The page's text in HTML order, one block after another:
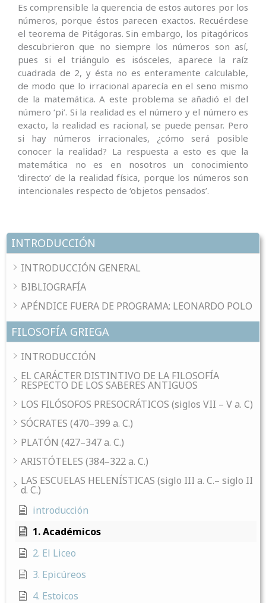
INTRODUCCIÓN
INTRODUCCIÓN GENERAL
BIBLIOGRAFÍA
APÉNDICE FUERA DE PROGRAMA: LEONARDO POLO
FILOSOFÍA GRIEGA
INTRODUCCIÓN
EL CARÁCTER DISTINTIVO DE LA FILOSOFÍA
RESPECTO DE LOS SABERES ANTIGUOS
LOS FILÓSOFOS PRESOCRÁTICOS (siglos VII – V a. C)
SÓCRATES (470–399 a. C.)
PLATÓN (427–347 a. C.)
ARISTÓTELES (384–322 a. C.)
LAS ESCUELAS HELENÍSTICAS (siglo III a. C.– siglo II
d. C.)
introducción
1. Académicos
2. El Liceo
3. Epicúreos
4. Estoicos
Es comprensible la querencia de estos autores por los
números, porque éstos parecen exactos. Recuérdese
el teorema de Pitágoras. Sin embargo, los pitagóricos
descubrieron que no siempre los números son así,
pues si el triángulo es isósceles, aparece la raíz
cuadrada de 2, y ésta no es enteramente calculable,
de modo que lo irracional aparecía en el seno mismo
de la matemática. A este problema se añadió el del
número ‘pi’. Si la realidad es el número y el número es
exacto, la realidad es racional, se puede pensar. Pero
si hay números irracionales, ¿cómo será posible
conocer la realidad? La respuesta a esto es que la
matemática no es en nosotros un conocimiento
‘directo’ de la realidad física, porque los números son
intencionales respecto de ‘objetos pensados’.